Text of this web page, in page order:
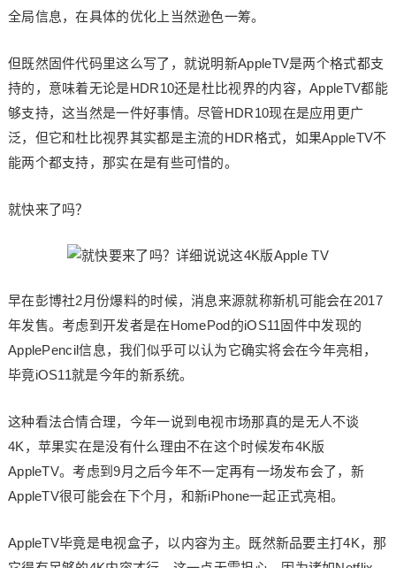
全局信息，在具体的优化上当然逊色一筹。
但既然固件代码里这么写了，就说明新AppleTV是两个格式都支
持的，意味着无论是HDR10还是杜比视界的内容，AppleTV都能
够支持，这当然是一件好事情。尽管HDR10现在是应用更广
泛，但它和杜比视界其实都是主流的HDR格式，如果AppleTV不
能两个都支持，那实在是有些可惜的。
就快来了吗？
早在彭博社2月份爆料的时候，消息来源就称新机可能会在2017
年发售。考虑到开发者是在HomePod的iOS11固件中发现的
ApplePencil信息，我们似乎可以认为它确实将会在今年亮相，
毕竟iOS11就是今年的新系统。
这种看法合情合理，今年一说到电视市场那真的是无人不谈
4K，苹果实在是没有什么理由不在这个时候发布4K版
AppleTV。考虑到9月之后今年不一定再有一场发布会了，新
AppleTV很可能会在下个月，和新iPhone一起正式亮相。
AppleTV毕竟是电视盒子，以内容为主。既然新品要主打4K，那